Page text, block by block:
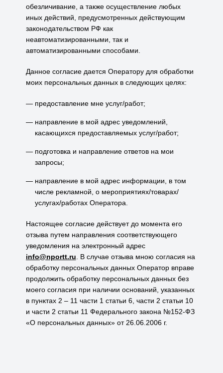
обезличивание, а также осуществление любых
иных действий, предусмотренных действующим
законодательством РФ как
неавтоматизированными, так и
автоматизированными способами.
Данное согласие дается Оператору для обработки
моих персональных данных в следующих целях:
предоставление мне услуг/работ;
направление в мой адрес уведомлений,
касающихся предоставляемых услуг/работ;
подготовка и направление ответов на мои
запросы;
направление в мой адрес информации, в том
числе рекламной, о мероприятиях/товарах/
услугах/работах Оператора.
Настоящее согласие действует до момента его
отзыва путем направления соответствующего
уведомления на электронный адрес
info@nportt.ru . В случае отзыва мною согласия на
обработку персональных данных Оператор вправе
продолжить обработку персональных данных без
моего согласия при наличии оснований, указанных
в пунктах 2 – 11 части 1 статьи 6, части 2 статьи 10
и части 2 статьи 11 Федерального закона №152-ФЗ
«О персональных данных» от 26.06.2006 г.